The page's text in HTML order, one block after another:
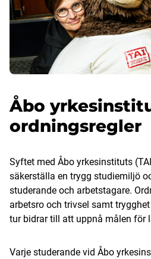
Åbo
ordningsregler
Syftet med Åbo yrkesinstituts
säkerställa en trygg studiemiljö
studerande och arbetstagare.
arbetsro och trivsel samt
tur bidrar till att uppnå målen för
Varje studerande vid Åbo